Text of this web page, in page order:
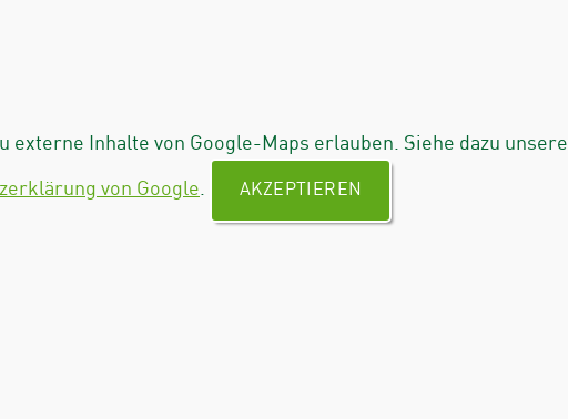
externe Inhalte von Google-Maps erlauben. Siehe dazu unsere
von Google AKZEPTIEREN